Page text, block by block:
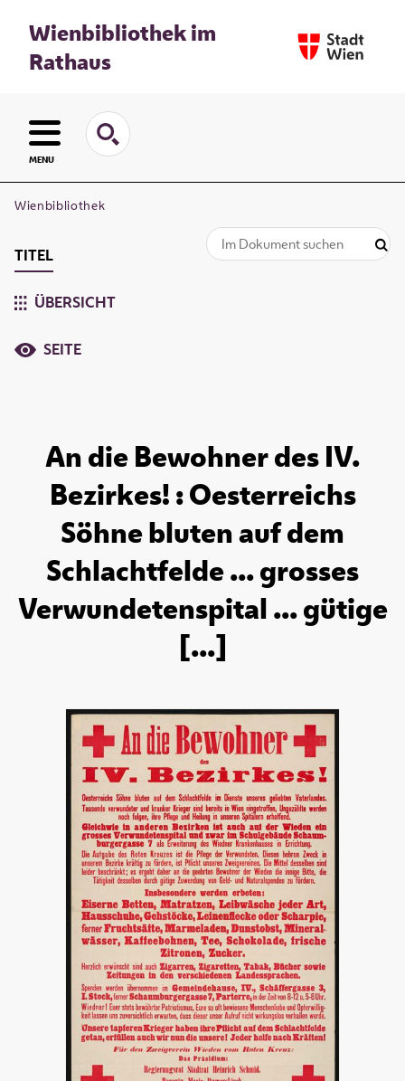
Wienbibliothek im
Rathaus
MENU
Wienbibliothek
TITEL
ÜBERSICHT
SEITE
An die Bewohner des IV.
Bezirkes! : Oesterreichs
Söhne bluten auf dem
Schlachtfelde ... grosses
Verwundetenspital ... gütige
[...]